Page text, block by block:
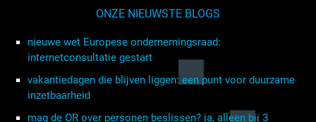
ONZE NIEUWSTE BLOGS
nieuwe wet Europese ondernemingsraad:
internetconsultatie gestart
vakantiedagen die blijven liggen: een punt voor duurzame
inzetbaarheid
mag de OR over personen beslissen? ja, alleen bij 3